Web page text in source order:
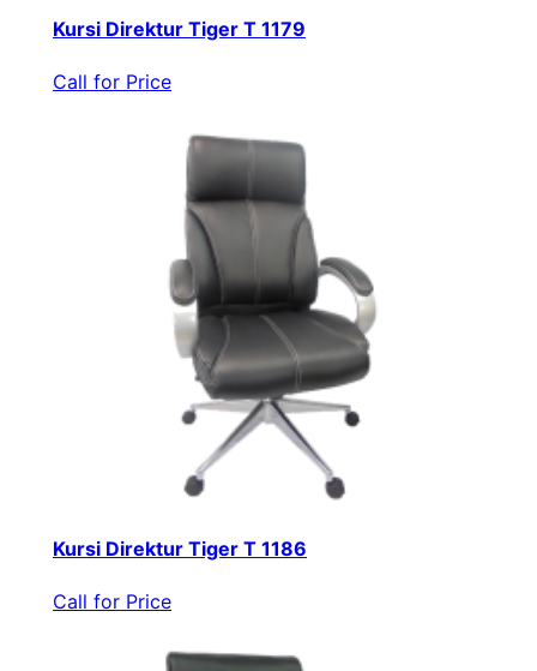
Kursi Direktur Tiger T 1179
Call for Price
Kursi Direktur Tiger T 1186
Call for Price